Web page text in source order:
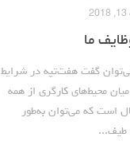
ما
کارگر پیشتاز شماره ۲۳ می‌توان گفت هفت‌تپه در شرایط
محیط‌های کارگری از همه
است که می‌توان به‌طور
طیف...